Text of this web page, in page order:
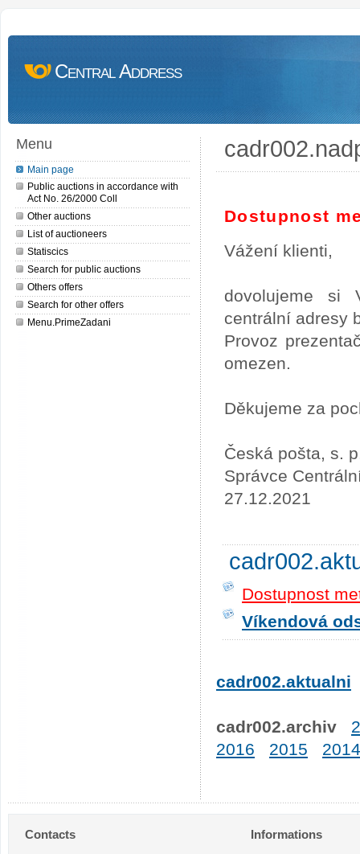
Central Address
Menu
Main page
Public auctions in accordance with
Act No. 26/2000 Coll
Other auctions
List of auctioneers
Statiscics
Search for public auctions
Others offers
Search for other offers
Menu.PrimeZadani
Dostupnost
Vážení klienti,
dovolujeme si
centrální adresy
Provoz
omezen.
Děkujeme za
Česká pošta, s.
Správce
27.12.2021
Dostupnost
Víkendová
cadr002.aktualni
cadr002.archiv
2016
2015 2014
Contacts Informations